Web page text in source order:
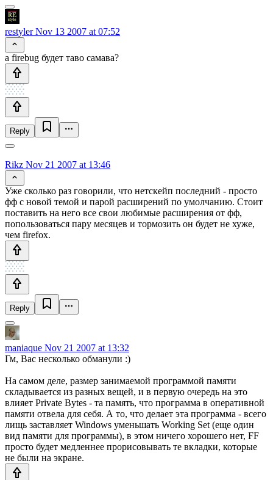
restylerNov 13 2007 at 07:52
а firebug будет таво самава?
Reply
Rikz Nov 21 2007 at 13:46
Уже сколько раз говорили, что нетскейп последний - просто
фф с новой темой и парой расширений по умолчанию. Стоит
поставить на него все свои любимые расширения от фф,
попользоваться пару месяцев и тормозить он будет не хуже,
чем firefox.
Reply
maniaque Nov 21 2007 at 13:32
Гм, Вас несколько обманули :)
На самом деле, размер занимаемой программой памяти
складывается из разных вещей, и в первую очередь на это
влияет Private Bytes - та память, что программа в оперативной
памяти отвела для себя. А то, что делает эта программа - всего
лищь заставляет Windows уменьшать Working Set (еще один
вид памяти для программы), в этом ничего хорошего нет, FF
просто будет медленнее прорисовывать те вкладки, которые
не были на экране.